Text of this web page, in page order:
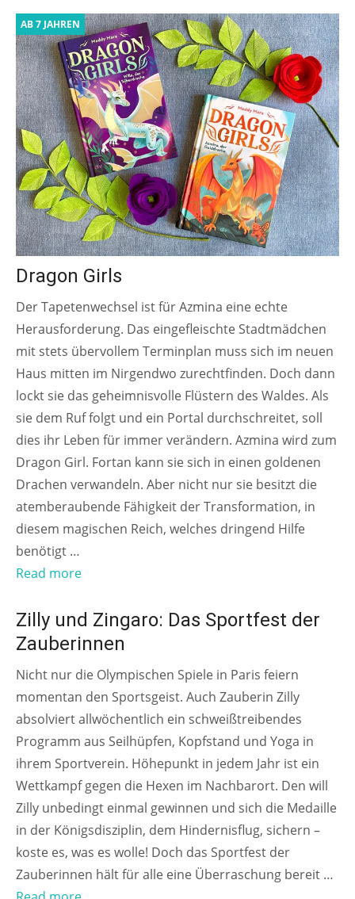
AB 7 JAHREN
Dragon Girls
Der Tapetenwechsel ist für Azmina eine echte
Herausforderung. Das eingefleischte Stadtmädchen
mit stets übervollem Terminplan muss sich im neuen
Haus mitten im Nirgendwo zurechtfinden. Doch dann
lockt sie das geheimnisvolle Flüstern des Waldes. Als
sie dem Ruf folgt und ein Portal durchschreitet, soll
dies ihr Leben für immer verändern. Azmina wird zum
Dragon Girl. Fortan kann sie sich in einen goldenen
Drachen verwandeln. Aber nicht nur sie besitzt die
atemberaubende Fähigkeit der Transformation, in
diesem magischen Reich, welches dringend Hilfe
benötigt …
Read more
AB 4 JAHREN
Zilly und Zingaro: Das Sportfest der
Zauberinnen
Nicht nur die Olympischen Spiele in Paris feiern
momentan den Sportsgeist. Auch Zauberin Zilly
absolviert allwöchentlich ein schweißtreibendes
Programm aus Seilhüpfen, Kopfstand und Yoga in
ihrem Sportverein. Höhepunkt in jedem Jahr ist ein
Wettkampf gegen die Hexen im Nachbarort. Den will
Zilly unbedingt einmal gewinnen und sich die Medaille
in der Königsdisziplin, dem Hindernisflug, sichern –
koste es, was es wolle! Doch das Sportfest der
Zauberinnen hält für alle eine Überraschung bereit …